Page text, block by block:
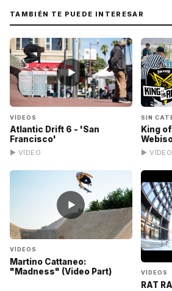
TAMBIÉN TE PUEDE INTERESAR
▶
VÍDEOS
Atlantic Drift 6 - 'San
Francisco'
▶ VÍDEO
SIN
King
▶ VÍDEO
▶
VÍDEOS
Martino Cattaneo:
"Madness" (Video Part)
VÍDEOS
RAT